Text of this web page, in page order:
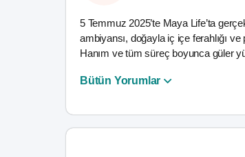
5 Temmuz 2025’te Maya Life’ta
ambiyansı, doğayla iç içe ferahlığı
Hanım ve tüm süreç boyunca güler
Bütün Yorumlar